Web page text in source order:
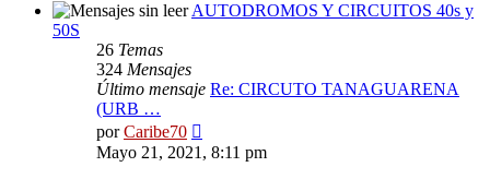
AUTODROMOS Y CIRCUITOS 40s y
50S
26 Temas
324 Mensajes
Último mensaje Re: CIRCUTO TANAGUARENA
(URB …
porCaribe70
último
mensaje
Mayo 21, 2021, 8:11 pm